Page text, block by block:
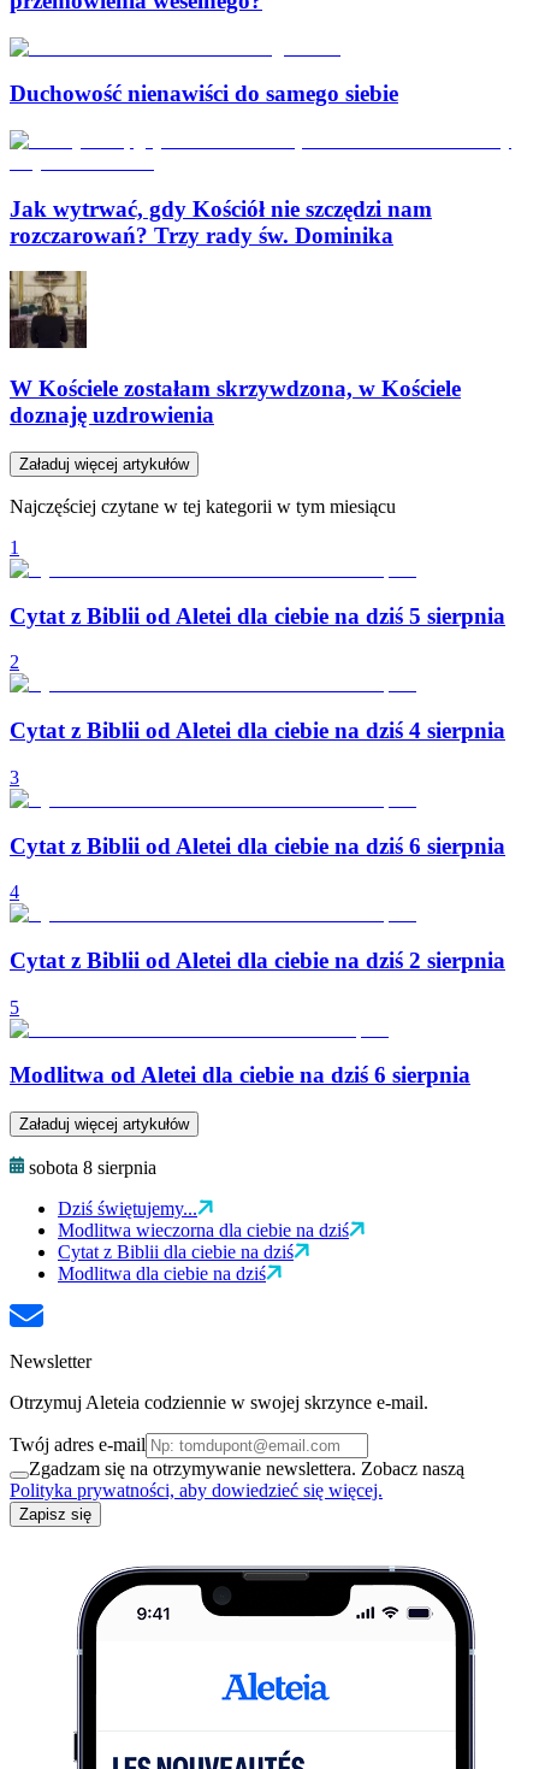
Duchowość nienawiści do samego siebie
Jak wytrwać, gdy Kościół nie szczędzi nam
rozczarowań? Trzy rady św. Dominika
W Kościele zostałam skrzywdzona, w Kościele
doznaję uzdrowienia
Załaduj więcej artykułów
Najczęściej czytane w tej kategorii w tym miesiącu
1
Cytat z Biblii od Aletei dla ciebie na dziś 5 sierpnia
2
Cytat z Biblii od Aletei dla ciebie na dziś 4 sierpnia
3
Cytat z Biblii od Aletei dla ciebie na dziś 6 sierpnia
4
Cytat z Biblii od Aletei dla ciebie na dziś 2 sierpnia
5
Modlitwa od Aletei dla ciebie na dziś 6 sierpnia
Załaduj więcej artykułów
sobota 8 sierpnia
Dziś świętujemy...
Modlitwa wieczorna dla ciebie na dziś
Cytat z Biblii dla ciebie na dziś
Modlitwa dla ciebie na dziś
Newsletter
Otrzymuj Aleteia codziennie w swojej skrzynce e-mail.
Twój adres e-mail
Zgadzam się na otrzymywanie newslettera. Zobacz naszą
Polityka prywatności, aby dowiedzieć się więcej.
Zapisz się